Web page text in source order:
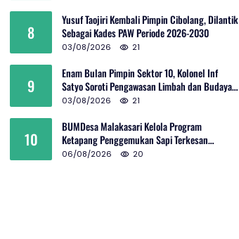
8
Yusuf Taojiri Kembali Pimpin Cibolang, Dilantik
Sebagai Kades PAW Periode 2026-2030
03/08/2026 21
9
Enam Bulan Pimpin Sektor 10, Kolonel Inf
Satyo Soroti Pengawasan Limbah dan Budaya
Kelola Sampah
03/08/2026 21
10
BUMDesa Malakasari Kelola Program
Ketapang Penggemukan Sapi Terkesan
Simpang Siur
06/08/2026 20